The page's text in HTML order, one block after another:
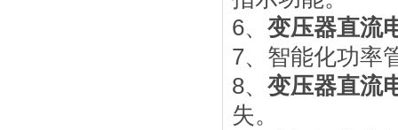
6、 变压器直流
7、智能化功率
8、 变压器直流
失。